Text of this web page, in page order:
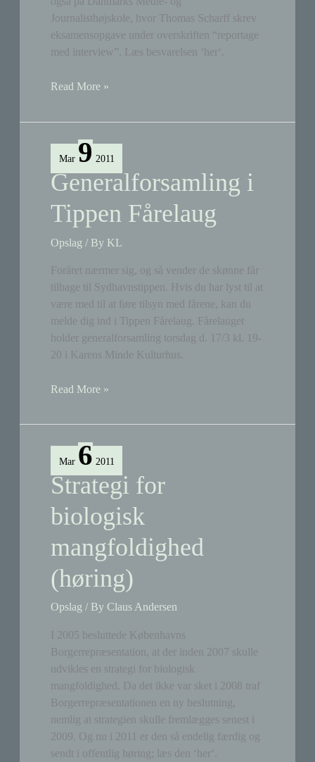
Journalisthøjskole, hvor Thomas Scharff skrev
eksamensopgave under overskriften “reportage
med interview”. Læs besvarelsen ‘her‘.
Reportage:
Read More »
Mar 9 2011
Generalforsamling i
Tippen Fårelaug
Opslag / By KL
Foråret nærmer sig, og så vender de skønne får
tilbage til Sydhavnstippen. Hvis du har lyst til at
være med til at føre tilsyn med fårene, kan du
melde dig ind i Tippen Fårelaug. Fårelauget
holder generalforsamling torsdag d. 17/3 kl. 19-
20 i Karens Minde Kulturhus.
Generalforsamling
Tippen
Read More »
Mar 6 2011
Strategi for
biologisk
mangfoldighed
(høring)
Opslag / ByClaus Andersen
I 2005 besluttede Københavns
Borgerrepræsentation, at der inden 2007 skulle
udvikles en strategi for biologisk
mangfoldighed. Da det ikke var sket i 2008 traf
Borgerrepræsentationen en ny beslutning,
nemlig at strategien skulle fremlægges senest i
2009. Og nu i 2011 er den så endelig færdig og
sendt i offentlig høring; læs den ‘her‘.